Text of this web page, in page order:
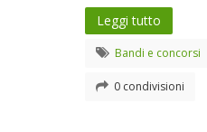
Leggi tutto
Bandi e concorsi
0 condivisioni